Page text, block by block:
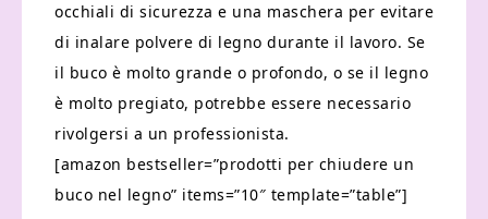
occhiali di sicurezza e una maschera per evitare
di inalare polvere di legno durante il lavoro. Se
il buco è molto grande o profondo, o se il legno
è molto pregiato, potrebbe essere necessario
rivolgersi a un professionista.
[amazon bestseller=”prodotti per chiudere un
buco nel legno” items=”10″ template=”table”]